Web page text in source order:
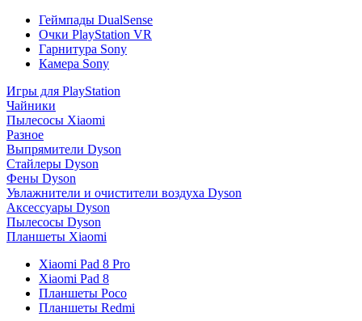
Геймпады DualSense
Очки PlayStation VR
Гарнитура Sony
Камера Sony
Игры для PlayStation
Чайники
Пылесосы Xiaomi
Разное
Выпрямители Dyson
Стайлеры Dyson
Фены Dyson
Увлажнители и очистители воздуха Dyson
Аксессуары Dyson
Пылесосы Dyson
Планшеты Xiaomi
Xiaomi Pad 8 Pro
Xiaomi Pad 8
Планшеты Poco
Планшеты Redmi